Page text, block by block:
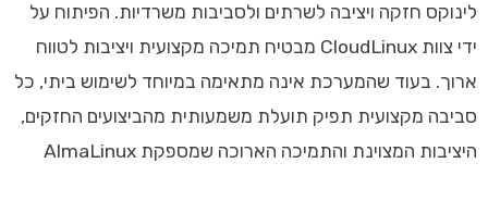
לינוקס חזקה ויציבה לשרתים ולסביבות משרדיות. הפיתוח על
ידי צוות CloudLinux מבטיח תמיכה מקצועית ויציבות לטווח
ארוך. בעוד שהמערכת אינה מתאימה במיוחד לשימוש ביתי, כל
סביבה מקצועית תפיק תועלת משמעותית מהביצועים החזקים,
היציבות המצוינת והתמיכה הארוכה שמספקת AlmaLinux